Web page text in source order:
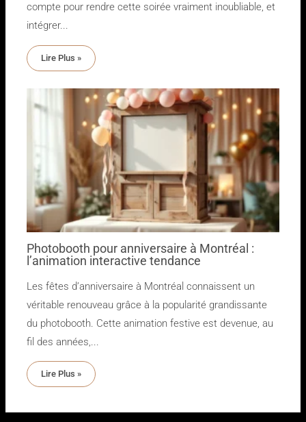
compte pour rendre cette soirée vraiment inoubliable, et
intégrer...
Lire Plus »
Photobooth pour anniversaire à Montréal :
l’animation interactive tendance
Les fêtes d’anniversaire à Montréal connaissent un
véritable renouveau grâce à la popularité grandissante
du photobooth. Cette animation festive est devenue, au
fil des années,...
Lire Plus »